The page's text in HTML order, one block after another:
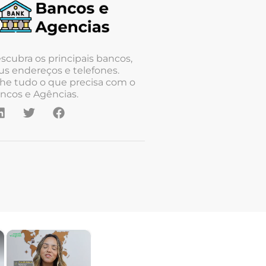
os principais bancos,
endereços e telefones.
tudo o que precisa com o
e Agências.
×